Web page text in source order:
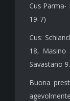
Cus
19-7)
Cus:
18,
Savastano
Buona